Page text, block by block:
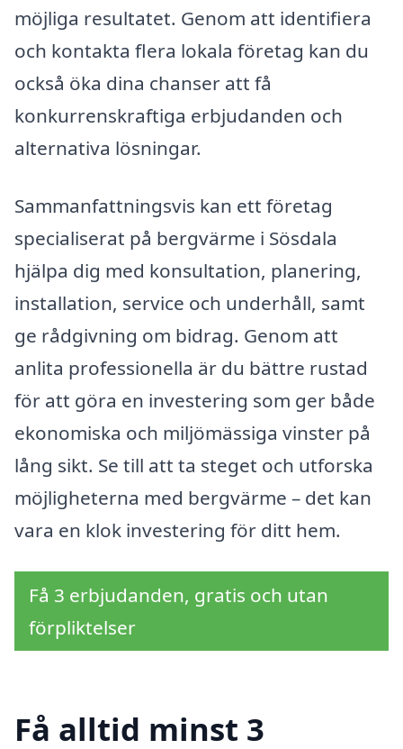
möjliga resultatet. Genom att identifiera
och kontakta flera lokala företag kan du
också öka dina chanser att få
konkurrenskraftiga erbjudanden och
alternativa lösningar.
Sammanfattningsvis kan ett företag
specialiserat på bergvärme i Sösdala
hjälpa dig med konsultation, planering,
installation, service och underhåll, samt
ge rådgivning om bidrag. Genom att
anlita professionella är du bättre rustad
för att göra en investering som ger både
ekonomiska och miljömässiga vinster på
lång sikt. Se till att ta steget och utforska
möjligheterna med bergvärme – det kan
vara en klok investering för ditt hem.
Få 3 erbjudanden, gratis och utan
förpliktelser
Få alltid minst 3